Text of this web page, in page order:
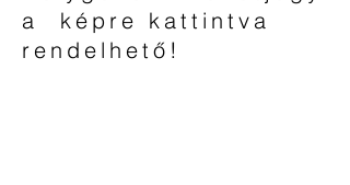
a képre kattintva
rendelhető!